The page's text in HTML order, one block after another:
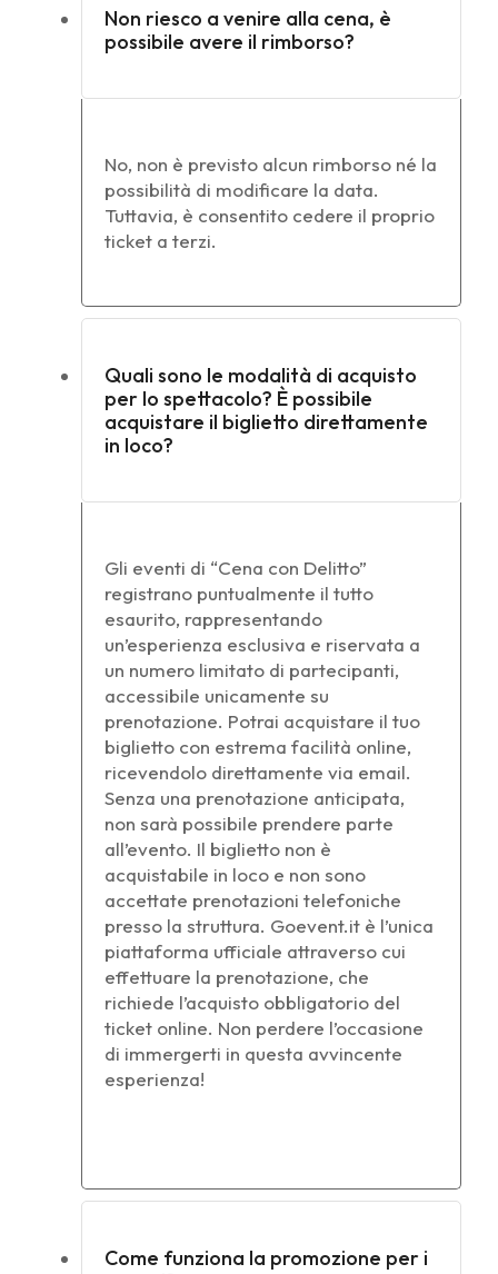
Non riesco a venire alla cena, è
possibile avere il rimborso?
No, non è previsto alcun rimborso né la
possibilità di modificare la data.
Tuttavia, è consentito cedere il proprio
ticket a terzi.
Quali sono le modalità di acquisto
per lo spettacolo? È possibile
acquistare il biglietto direttamente
in loco?
Gli eventi di “Cena con Delitto”
registrano puntualmente il tutto
esaurito, rappresentando
un’esperienza esclusiva e riservata a
un numero limitato di partecipanti,
accessibile unicamente su
prenotazione. Potrai acquistare il tuo
biglietto con estrema facilità online,
ricevendolo direttamente via email.
Senza una prenotazione anticipata,
non sarà possibile prendere parte
all’evento. Il biglietto non è
acquistabile in loco e non sono
accettate prenotazioni telefoniche
presso la struttura. Goevent.it è l’unica
piattaforma ufficiale attraverso cui
effettuare la prenotazione, che
richiede l’acquisto obbligatorio del
ticket online. Non perdere l’occasione
di immergerti in questa avvincente
esperienza!
Come funziona la promozione per i